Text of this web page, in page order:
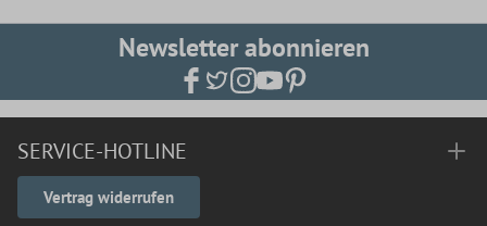
Newsletter abonnieren
SERVICE-HOTLINE
Vertrag widerrufen